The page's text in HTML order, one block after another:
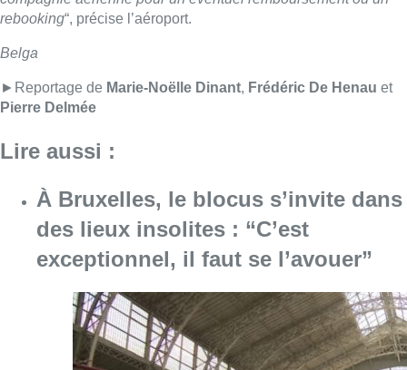
exceptionnel, il faut se l’avouer”
06 août 2026Consulter l'article "À Bruxelles, le blocus